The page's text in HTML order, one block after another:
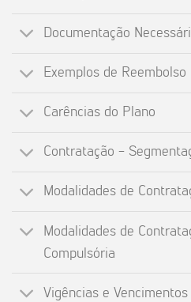
Documentação
Exemplos de Reembolso
Carências do Plano
Contratação -
Modalidades de
Modalidades de
Compulsória
Vigências e Vencimentos